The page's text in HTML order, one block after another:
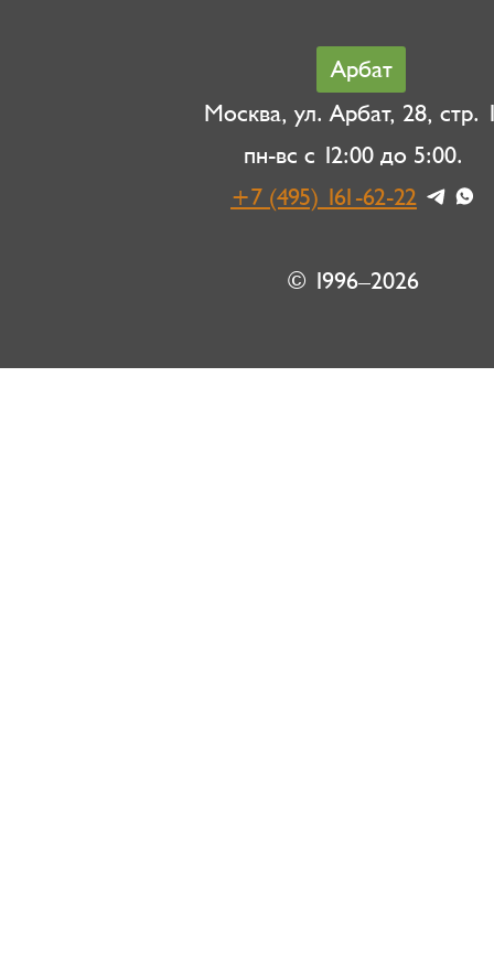
Арбат
Москва, ул. Арбат, 28, стр.
пн-вс с 12:00 до 5:00.
+7 (495) 161-62-22
© 1996–2026